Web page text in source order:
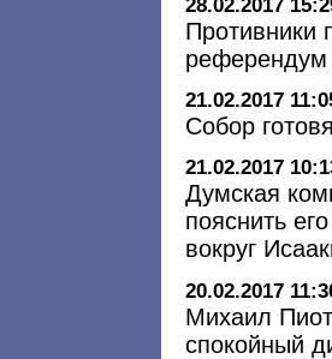
28.02.2017
Противники
референдум
21.02.2017
Собор
21.02.2017
Думская
пояснить
вокруг
20.02.2017
Михаил
спокойный